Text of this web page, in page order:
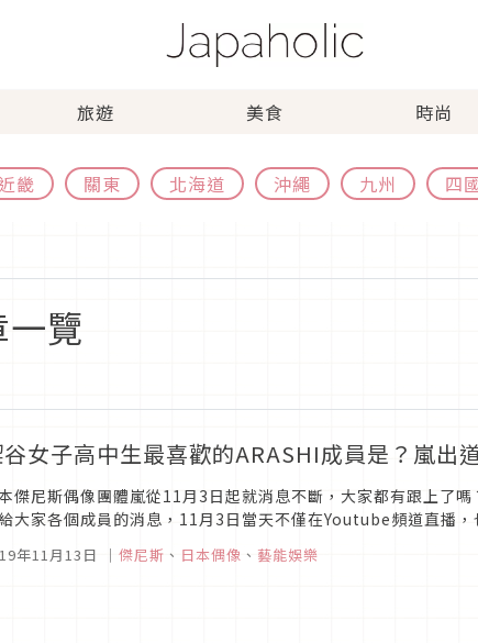
旅遊 美食 時尚
畿 關東 北海道 沖繩 九州 四
一覽
女子高中生最喜歡的ARASHI成員是？嵐出
傑尼斯偶像團體嵐從11月3日起就消息不斷，大家都有跟上了
大家各個成員的消息，11月3日當天不僅在Youtube頻道直播
年11月13日 ｜ 傑尼斯 、 日本偶像 、 藝能娛樂